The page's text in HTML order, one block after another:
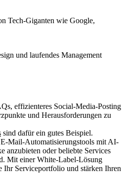
Tech-Giganten wie Google,
und laufendes Management
effizienteres Social-Media-Posting
und Herausforderungen zu
sind dafür ein gutes Beispiel.
Mail-Automatisierungstools mit AI-
anzubieten oder beliebte Services
Mit einer White-Label-Lösung
Ihr Serviceportfolio und stärken Ihren